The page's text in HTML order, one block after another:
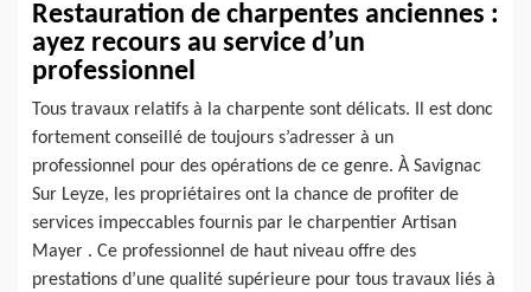
Restauration de charpentes anciennes :
ayez recours au service d’un
professionnel
Tous travaux relatifs à la charpente sont délicats. Il est donc
fortement conseillé de toujours s’adresser à un
professionnel pour des opérations de ce genre. À Savignac
Sur Leyze, les propriétaires ont la chance de profiter de
services impeccables fournis par le charpentier Artisan
Mayer . Ce professionnel de haut niveau offre des
prestations d’une qualité supérieure pour tous travaux liés à